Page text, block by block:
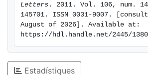
Letters . 2011. Vol. 106, num.
145701. ISSN 0031-9007.
August of 2026]. Available at:
https://hdl.handle.net/2445/
Estadístiques